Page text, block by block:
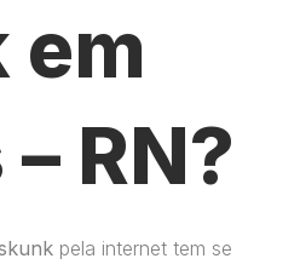
em
RN?
pela internet tem se